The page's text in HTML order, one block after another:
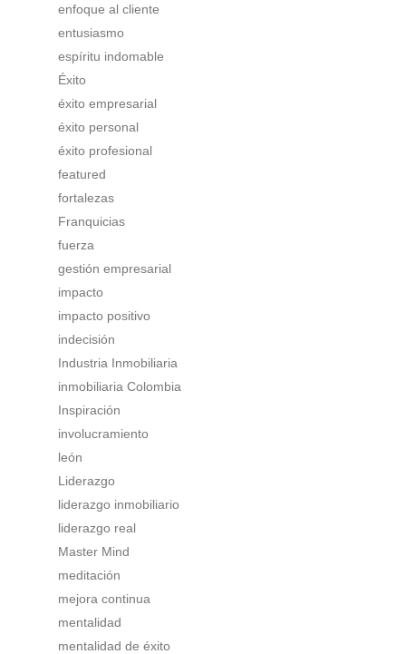
enfoque al cliente
entusiasmo
espíritu indomable
Éxito
éxito empresarial
éxito personal
éxito profesional
featured
fortalezas
Franquicias
fuerza
gestión empresarial
impacto
impacto positivo
indecisión
Industria Inmobiliaria
inmobiliaria Colombia
Inspiración
involucramiento
león
Liderazgo
liderazgo inmobiliario
liderazgo real
Master Mind
meditación
mejora continua
mentalidad
mentalidad de éxito